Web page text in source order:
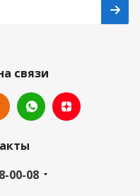
связи
00-08